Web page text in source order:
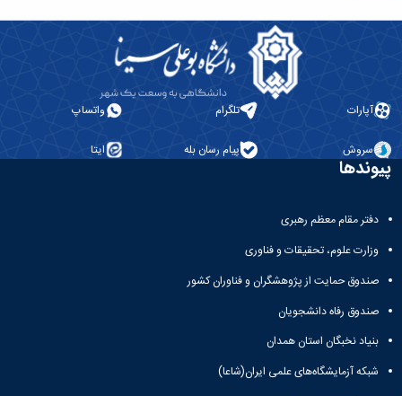
آپارات تلگرام واتساپ
سروش پیام رسان بله ایتا
پیوندها
دفتر مقام معظم رهبری
وزارت علوم، تحقیقات و فناوری
صندوق حمایت از پژوهشگران و فناوران کشور
صندوق رفاه دانشجویان
بنیاد نخبگان استان همدان
شبکه آزمایشگاه‌های علمی ایران(شاعا)